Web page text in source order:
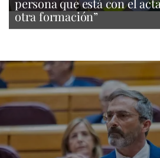
persona que está con el
otra formación”